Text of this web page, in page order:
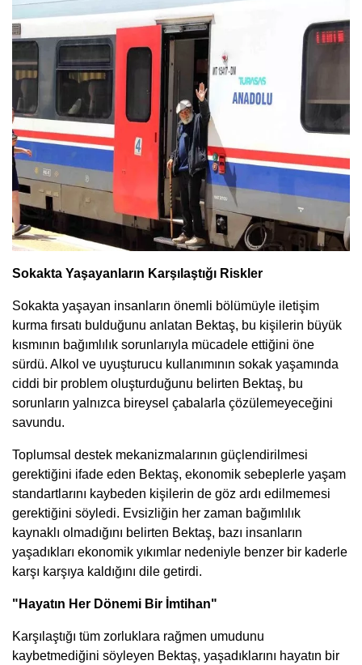
Sokakta Yaşayanların Karşılaştığı Riskler
Sokakta yaşayan insanların önemli bölümüyle iletişim
kurma fırsatı bulduğunu anlatan Bektaş, bu kişilerin büyük
kısmının bağımlılık sorunlarıyla mücadele ettiğini öne
sürdü. Alkol ve uyuşturucu kullanımının sokak yaşamında
ciddi bir problem oluşturduğunu belirten Bektaş, bu
sorunların yalnızca bireysel çabalarla çözülemeyeceğini
savundu.
Toplumsal destek mekanizmalarının güçlendirilmesi
gerektiğini ifade eden Bektaş, ekonomik sebeplerle yaşam
standartlarını kaybeden kişilerin de göz ardı edilmemesi
gerektiğini söyledi. Evsizliğin her zaman bağımlılık
kaynaklı olmadığını belirten Bektaş, bazı insanların
yaşadıkları ekonomik yıkımlar nedeniyle benzer bir kaderle
karşı karşıya kaldığını dile getirdi.
"Hayatın Her Dönemi Bir İmtihan"
Karşılaştığı tüm zorluklara rağmen umudunu
kaybetmediğini söyleyen Bektaş, yaşadıklarını hayatın bir